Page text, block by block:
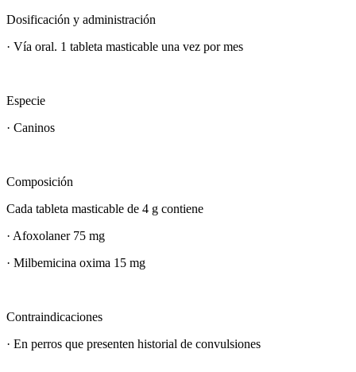
Dosificación y administración
· Vía oral. 1 tableta masticable una vez por mes
Especie​
· Caninos
Composición
Cada tableta masticable de 4 g contiene
· Afoxolaner 75 mg
· Milbemicina oxima 15 mg
Contraindicaciones​
· En perros que presenten historial de convulsiones